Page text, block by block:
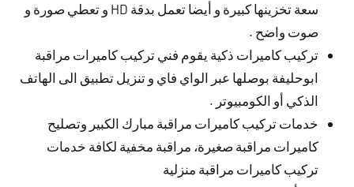
سعة تخزينها كبيرة و أيضا تعمل بدقة HD و تعطي صورة و
صوت واضح .
تركيب كاميرات ذكية يقوم فني تركيب كاميرات مراقبة
ابوحليفة بوصلها عبر الواي فاي و تنزيل تطبيق الى الهاتف
الذكي أو الكومبيوتر .
خدمات تركيب كاميرات مراقبة مبارك الكبير وتصليح
كاميرات مراقبة صغيرة، مراقبة مخفية لكافة خدمات
تركيب كاميرات مراقبة منزلية